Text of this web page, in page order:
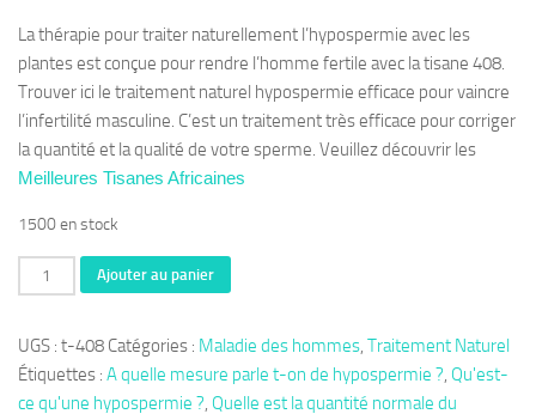
La thérapie pour traiter naturellement l’hypospermie avec les
plantes est conçue pour rendre l’homme fertile avec la tisane 408.
Trouver ici le traitement naturel hypospermie efficace pour vaincre
l’infertilité masculine. C’est un traitement très efficace pour corriger
la quantité et la qualité de votre sperme. Veuillez découvrir les
Meilleures Tisanes Africaines
1500 en stock
quantité
de
408
:
Traiter
Ajouter au panier
UGS : t-408 Catégories : Maladie des hommes, Traitement Naturel
Étiquettes : A quelle mesure parle t-on de hypospermie ?, Qu'est-
ce qu'une hypospermie ?, Quelle est la quantité normale du